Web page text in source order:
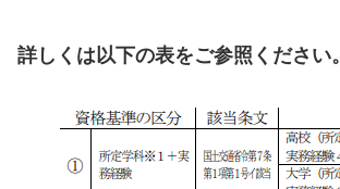
詳しくは以下の表をご参照ください。